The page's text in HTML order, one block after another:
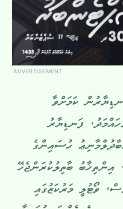
ADVERTISEMENT
ކަމަށްވާ
ފަނޑިޔާރު
ޙުސައިންގެ
އިންތިޚާބު ބާތިލުކުރަންޖެހޭ
ވޯޓުލީ މަރުކަޒުގައި